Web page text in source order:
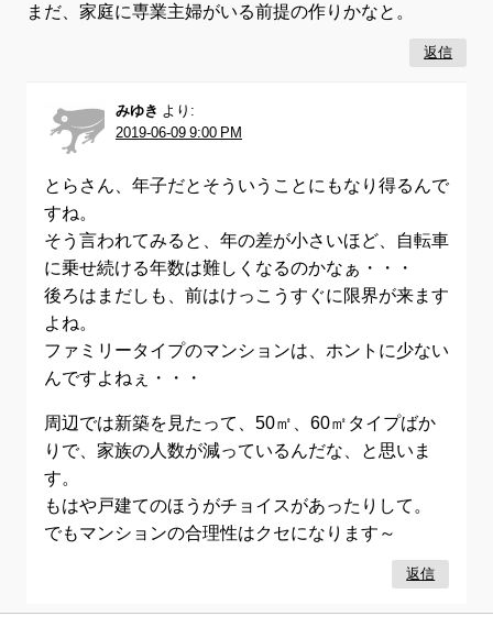
まだ、家庭に専業主婦がいる前提の作りかなと。
返信
みゆき
より:
2019-06-09 9:00 PM
とらさん、年子だとそういうことにもなり得るんで
すね。
そう言われてみると、年の差が小さいほど、自転車
に乗せ続ける年数は難しくなるのかなぁ・・・
後ろはまだしも、前はけっこうすぐに限界が来ます
よね。
ファミリータイプのマンションは、ホントに少ない
んですよねぇ・・・
周辺では新築を見たって、50㎡、60㎡タイプばか
りで、家族の人数が減っているんだな、と思いま
す。
もはや戸建てのほうがチョイスがあったりして。
でもマンションの合理性はクセになります～
返信